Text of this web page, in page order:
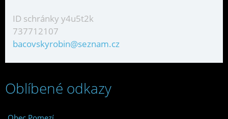
ID schránky y4u5t2k
737712107
bacovskyrobin@seznam.cz
Oblíbené odkazy